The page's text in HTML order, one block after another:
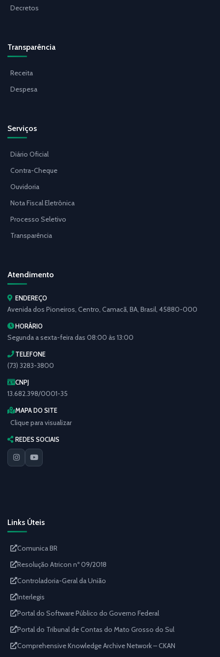
Decretos
Transparência
Receita
Despesa
Serviços
Diário Oficial
Contra-Cheque
Ouvidoria
Nota Fiscal Eletrônica
Processo Seletivo
Transparência
Atendimento
ENDEREÇO
Avenida dos Pioneiros, Centro, Camacã, BA, Brasil, 45880-000
HORÁRIO
Segunda a sexta-feira das 08:00 às 13:00
TELEFONE
(73) 3283-3800
CNPJ
13.682.398/0001-35
MAPA DO SITE
Clique para visualizar
REDES SOCIAIS
Links Úteis
Comunica BR
Resolução Atricon nº 09/2018
Controladoria-Geral da União
Interlegis
Portal do Software Público do Governo Federal
Portal do Tribunal de Contas do Mato Grosso do Sul
Comprehensive Knowledge Archive Network – CKAN